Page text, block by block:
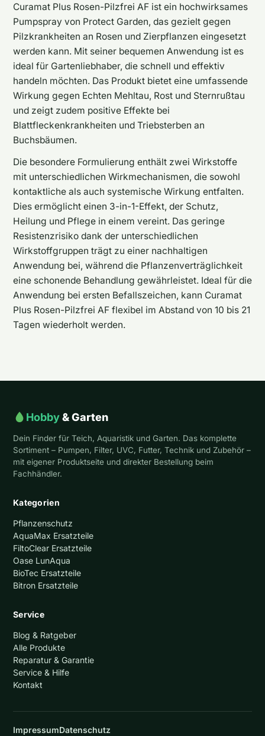
Curamat Plus Rosen-Pilzfrei AF ist ein hochwirksames
Pumpspray von Protect Garden, das gezielt gegen
Pilzkrankheiten an Rosen und Zierpflanzen eingesetzt
werden kann. Mit seiner bequemen Anwendung ist es
ideal für Gartenliebhaber, die schnell und effektiv
handeln möchten. Das Produkt bietet eine umfassende
Wirkung gegen Echten Mehltau, Rost und Sternrußtau
und zeigt zudem positive Effekte bei
Blattfleckenkrankheiten und Triebsterben an
Buchsbäumen.
Die besondere Formulierung enthält zwei Wirkstoffe
mit unterschiedlichen Wirkmechanismen, die sowohl
kontaktliche als auch systemische Wirkung entfalten.
Dies ermöglicht einen 3-in-1-Effekt, der Schutz,
Heilung und Pflege in einem vereint. Das geringe
Resistenzrisiko dank der unterschiedlichen
Wirkstoffgruppen trägt zu einer nachhaltigen
Anwendung bei, während die Pflanzenverträglichkeit
eine schonende Behandlung gewährleistet. Ideal für die
Anwendung bei ersten Befallszeichen, kann Curamat
Plus Rosen-Pilzfrei AF flexibel im Abstand von 10 bis 21
Tagen wiederholt werden.
Hobby& Garten
Dein Finder für Teich, Aquaristik und Garten. Das komplette
Sortiment – Pumpen, Filter, UVC, Futter, Technik und Zubehör –
mit eigener Produktseite und direkter Bestellung beim
Fachhändler.
Kategorien
Pflanzenschutz
AquaMax Ersatzteile
FiltoClear Ersatzteile
Oase LunAqua
BioTec Ersatzteile
Bitron Ersatzteile
Service
Blog & Ratgeber
Alle Produkte
Reparatur & Garantie
Service & Hilfe
Kontakt
ImpressumDatenschutz